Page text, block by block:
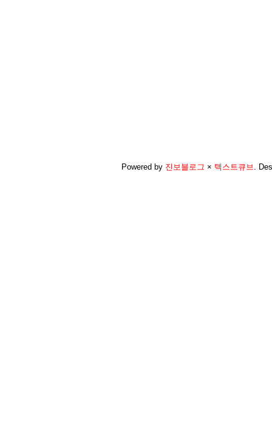
Powered by 진보블로그 × 텍스트큐브.